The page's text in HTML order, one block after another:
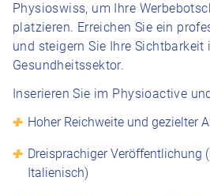
Physioswiss, um Ihre
platzieren. Erreichen Sie ein
und steigern Sie Ihre Sichtbarkeit
Gesundheitssektor.
Inserieren Sie im Physioactive
Hoher Reichweite und gezielter
Dreisprachiger Veröffentlichung
Italienisch)